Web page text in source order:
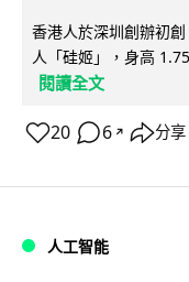
香港人於深圳創辦初
人「硅姬」，身高
閱讀全文
20 6 ↗ 分享
人工智能